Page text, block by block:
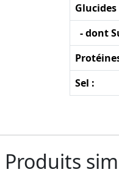
Glucides
- dont
Sel :
Produits